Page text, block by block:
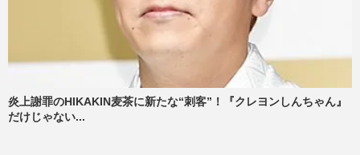
炎上謝罪のHIKAKIN麦茶に新たな“刺客”！『クレヨンしんちゃん』
だけじゃない...